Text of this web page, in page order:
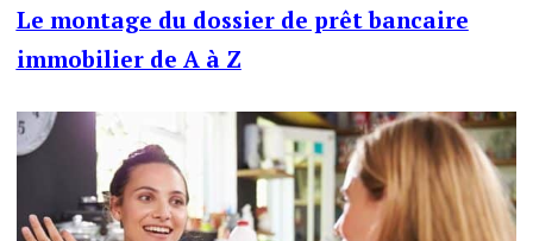
Le montage du dossier de prêt bancaire
immobilier de A à Z